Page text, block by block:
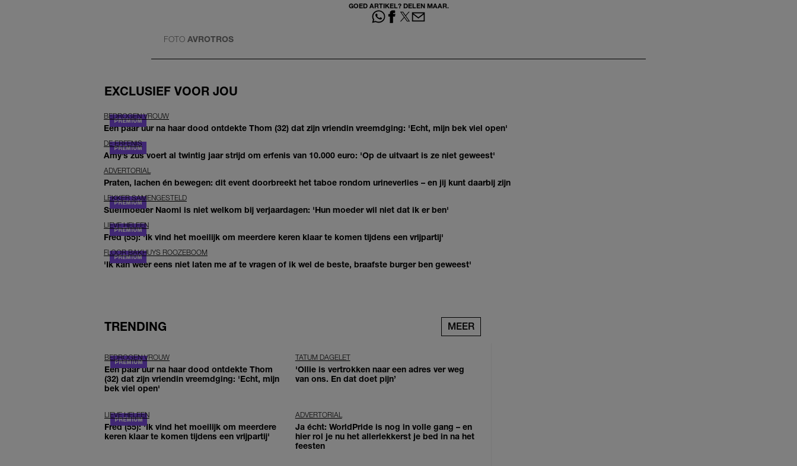
GOED ARTIKEL? DELEN MAAR.
FOTO AVROTROS
EXCLUSIEF VOOR JOU
BEDROGEN VROUW
Een paar uur na haar dood ontdekte Thom (32) dat zijn vriendin vreemdging: 'Echt, mijn bek viel open'
DE ERFENIS
Amy’s zus voert al twintig jaar strijd om erfenis van 10.000 euro: 'Op de uitvaart is ze niet geweest'
ADVERTORIAL
Praten, lachen én bewegen: dit event doorbreekt het taboe rondom urineverlies – en jij kunt daarbij zijn
LEKKER SAMENGESTELD
Stiefmoeder Naomi is niet welkom bij verjaardagen: 'Hun moeder wil niet dat ik er ben'
LIEVE HELEEN
Fred (55): 'Ik vind het moeilijk om meerdere keren klaar te komen tijdens een vrijpartij'
FLOOR BAKHUYS ROOZEBOOM
'Ik kan weer eens niet laten me af te vragen of ik wel de beste, braafste burger ben geweest'
TRENDING MEER
BEDROGEN VROUW
Een paar uur na haar dood ontdekte Thom
(32) dat zijn vriendin vreemdging: 'Echt, mijn
bek viel open'
TATUM DAGELET
'Ollie is vertrokken naar een adres ver weg
van ons. En dat doet pijn’
LIEVE HELEEN
Fred (55): 'Ik vind het moeilijk om meerdere
keren klaar te komen tijdens een vrijpartij'
ADVERTORIAL
Ja écht: WorldPride is nog in volle gang – en
hier rol je nu het allerlekkerst je bed in na het
feesten